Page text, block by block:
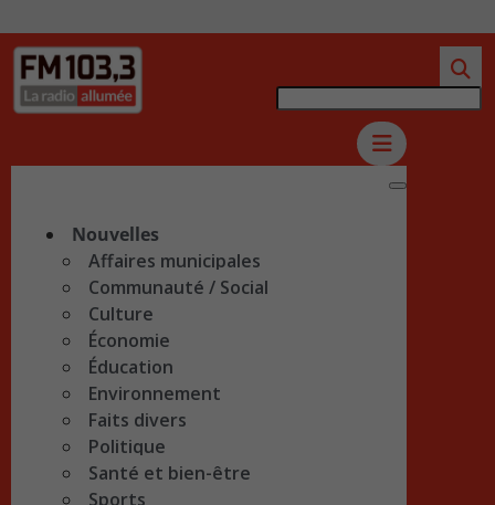
Nouvelles
Affaires municipales
Communauté / Social
Culture
Économie
Éducation
Environnement
Faits divers
Politique
Santé et bien-être
Sports